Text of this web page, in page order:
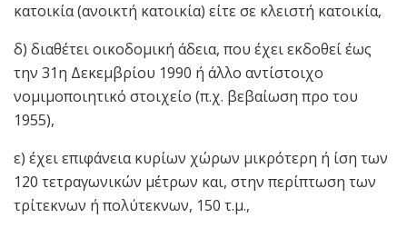
κατοικία (ανοικτή κατοικία) είτε σε κλειστή κατοικία,
δ) διαθέτει οικοδομική άδεια, που έχει εκδοθεί έως
την 31η Δεκεμβρίου 1990 ή άλλο αντίστοιχο
νομιμοποιητικό στοιχείο (π.χ. βεβαίωση προ του
1955),
ε) έχει επιφάνεια κυρίων χώρων μικρότερη ή ίση των
120 τετραγωνικών μέτρων και, στην περίπτωση των
τρίτεκνων ή πολύτεκνων, 150 τ.μ.,